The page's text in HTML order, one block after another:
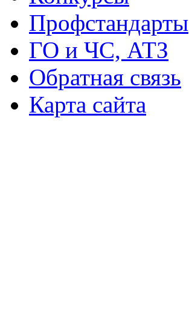
Профстандарты
ГО и ЧС, АТЗ
Обратная связь
Карта сайта